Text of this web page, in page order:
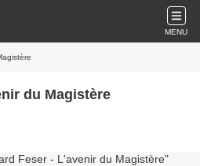
MENU
du Magistère